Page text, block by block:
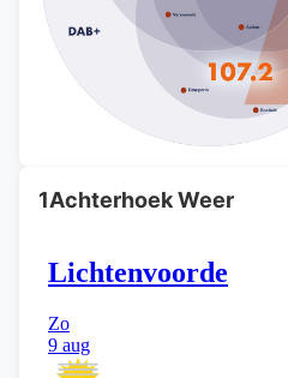
1Achterhoek Weer